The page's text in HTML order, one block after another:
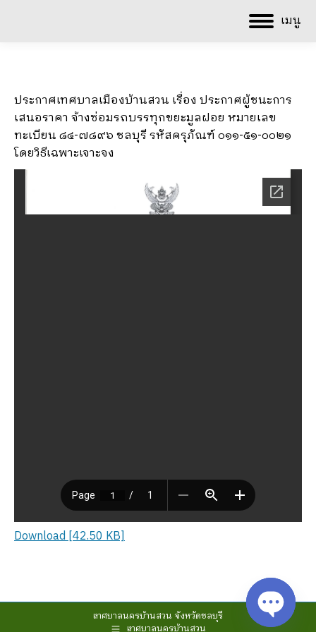
เมนู
ประกาศเทศบาลเมืองบ้านสวน เรื่อง ประกาศผู้ชนะการ
เสนอราคา จ้างซ่อมรถบรรทุกขยะมูลฝอย หมายเลข
ทะเบียน ๘๔-๗๘๙๖ ชลบุรี รหัสครุภัณฑ์ ๐๑๑-๕๑-๐๐๒๑
โดยวิธีเฉพาะเจาะจง
Download [42.50 KB]
เทศบาลนครบ้านสวน จังหวัดชลบุรี
เทศบาลนครบ้านสวน